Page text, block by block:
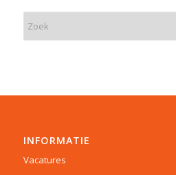
INFORMATIE
Vacatures